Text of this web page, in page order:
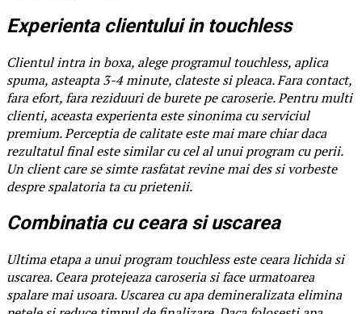
Experienta clientului in touchless
Clientul intra in boxa, alege programul touchless, aplica
spuma, asteapta 3-4 minute, clateste si pleaca. Fara contact,
fara efort, fara reziduuri de burete pe caroserie. Pentru multi
clienti, aceasta experienta este sinonima cu serviciul
premium. Perceptia de calitate este mai mare chiar daca
rezultatul final este similar cu cel al unui program cu perii.
Un client care se simte rasfatat revine mai des si vorbeste
despre spalatoria ta cu prietenii.
Combinatia cu ceara si uscarea
Ultima etapa a unui program touchless este ceara lichida si
uscarea. Ceara protejeaza caroseria si face urmatoarea
spalare mai usoara. Uscarea cu apa demineralizata elimina